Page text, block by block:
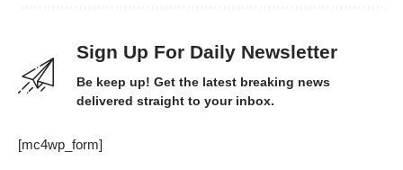
Sign Up For Daily Newsletter
Be keep up! Get the latest breaking news
delivered straight to your inbox.
[mc4wp_form]